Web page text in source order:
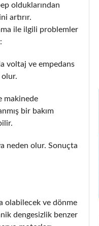
olduklarından
artırır.
ile ilgili problemler
voltaj ve empedans
olur.
makinede
bir bakım
neden olur. Sonuçta
olabilecek ve dönme
dengesizlik benzer